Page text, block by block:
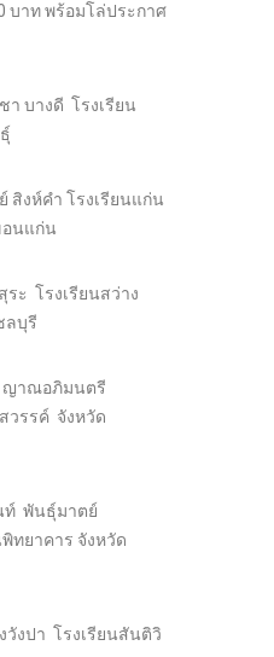
บาท พร้อมโล่ประกาศ
างดี โรงเรียน
งห์คำ โรงเรียนแก่น
นแก่น
โรงเรียนสว่าง
ลบุรี
าณอภิมนตรี
วรรค์ จังหวัด
พันธุ์มาตย์
ทยาคาร จังหวัด
ปา โรงเรียนสันติวิ